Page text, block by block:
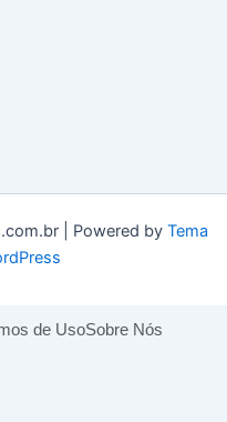
| Powered by Tema
de UsoSobre Nós